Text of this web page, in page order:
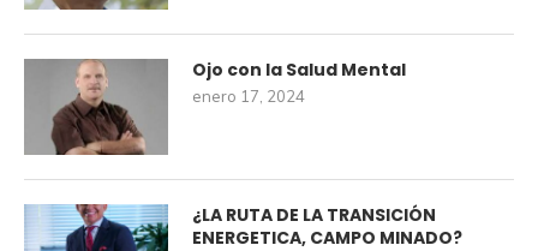
Ojo con la Salud Mental
enero 17, 2024
¿LA RUTA DE LA TRANSICIÓN
ENERGETICA, CAMPO MINADO?